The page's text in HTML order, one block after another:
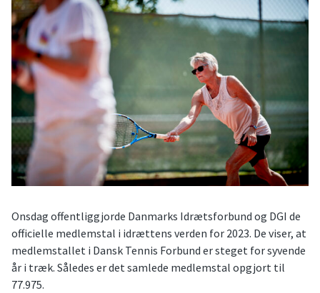
Onsdag offentliggjorde Danmarks Idrætsforbund og DGI de
officielle medlemstal i idrættens verden for 2023. De viser, at
medlemstallet i Dansk Tennis Forbund er steget for syvende
år i træk. Således er det samlede medlemstal opgjort til
77.975.